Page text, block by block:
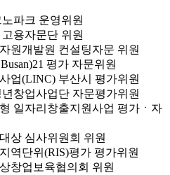
노파크 운영위원
고용자문단 위원
원개발원 컨설팅자문 위원
평가 자문위원
업(LINC) 부산시 평가위원
년창업사업단 자문평가위원
일자리창출지원사업 평가ㆍ자
상 심사위원회 위원
역단위(RIS)평가 평가위원
창업보육협의회 위원